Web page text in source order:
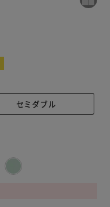
セミダブル